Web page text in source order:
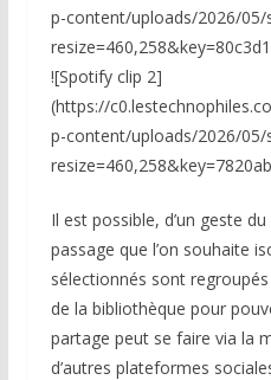
p-content/uploads/2026/05/
![Spotify clip 2]
(https://
p-content/uploads/2026/05/
Il est possible, d’un geste
passage que l’on souhaite
sélectionnés sont
de la bibliothèque pour
partage peut se faire via la
d’autres plateformes